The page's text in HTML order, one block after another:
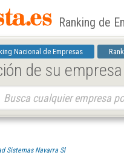
Ranking de
Nacional de Empresas
de su
Sistemas Navarra Sl